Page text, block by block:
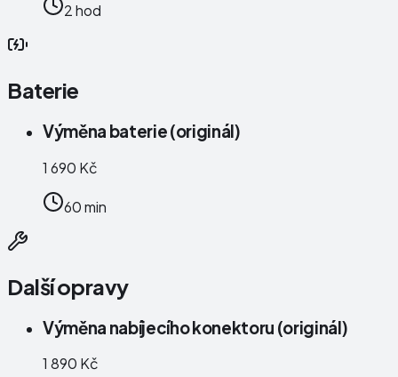
2 hod
Baterie
Výměna baterie (originál)
1 690 Kč
60 min
Další opravy
Výměna nabíjecího konektoru (originál)
1 890 Kč